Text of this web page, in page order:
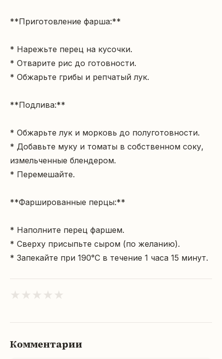
**Приготовление фарша:**
* Нарежьте перец на кусочки.
* Отварите рис до готовности.
* Обжарьте грибы и репчатый лук.
**Подлива:**
* Обжарьте лук и морковь до полуготовности.
* Добавьте муку и томаты в собственном соку,
измельченные блендером.
* Перемешайте.
**Фаршированные перцы:**
* Наполните перец фаршем.
* Сверху присыпьте сыром (по желанию).
* Запекайте при 190°C в течение 1 часа 15 минут.
★ ★ ★ ★ ★
Комментарии